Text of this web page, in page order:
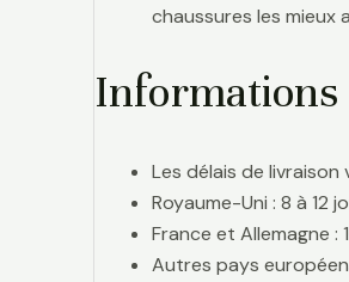
chaussures les mieux
Les délais de livraison
Royaume-Uni : 8 à 12
France et Allemagne :
Autres pays